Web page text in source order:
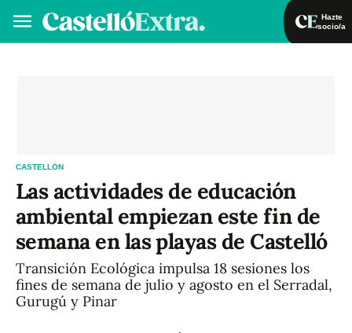
Hazte
socio/a
CASTELLÓN
Las actividades de educación
ambiental empiezan este fin de
semana en las playas de Castelló
Transición Ecológica impulsa 18 sesiones los
fines de semana de julio y agosto en el Serradal,
Gurugú y Pinar